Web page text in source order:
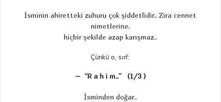
İsminin ahiretteki zuhuru çok şiddetlidir.. Zira cennet
nimetlerine,
hiçbir şekilde azap karışmaz..
Çünkü o, sırf:
– “R a h i m..” (1/3 )
İsminden doğar..